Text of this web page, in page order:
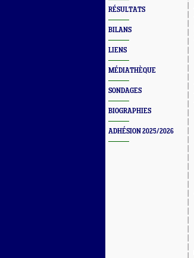
RÉSULTATS
BILANS
LIENS
MÉDIATHÈQUE
SONDAGES
BIOGRAPHIES
ADHÉSION 2025/2026